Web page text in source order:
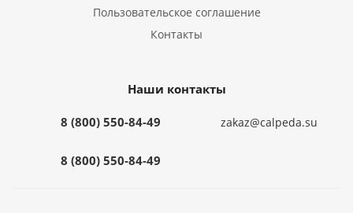
Пользовательское соглашение
Контакты
Наши контакты
8 (800) 550-84-49
8 (800) 550-84-49
zakaz@calpeda.su